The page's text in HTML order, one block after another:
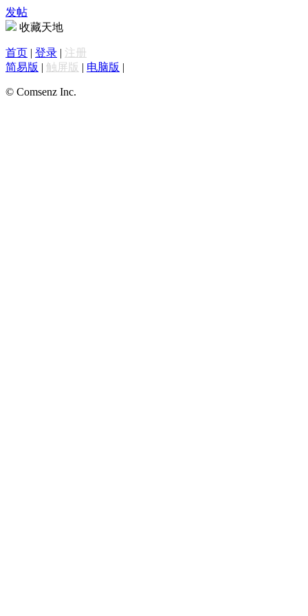
发帖
收藏天地
首页 | 登录 | 注册
简易版 | 触屏版 | 电脑版 |
© Comsenz Inc.